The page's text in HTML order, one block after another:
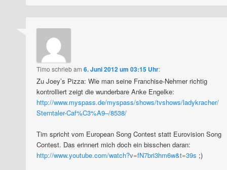
Timo schriebam6. Juni 2012 um 03:15 Uhr:
Zu Joey’s Pizza: Wie man seine Franchise-Nehmer richtig
kontrolliert zeigt die wunderbare Anke Engelke:
http://www.myspass.de/myspass/shows/tvshows/ladykracher/
Sterntaler-Caf%C3%A9–/8538/
Tim spricht vom European Song Contest statt Eurovision Song
Contest. Das erinnert mich doch ein bisschen daran:
http://www.youtube.com/watch?v=fN7bri3hm6w&t=39s ;)